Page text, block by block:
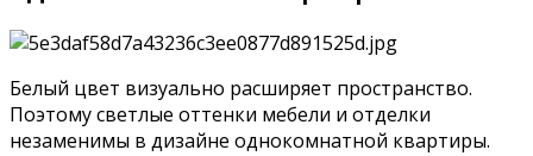
Белый цвет визуально расширяет пространство.
Поэтому светлые оттенки мебели и отделки
незаменимы в дизайне однокомнатной квартиры.